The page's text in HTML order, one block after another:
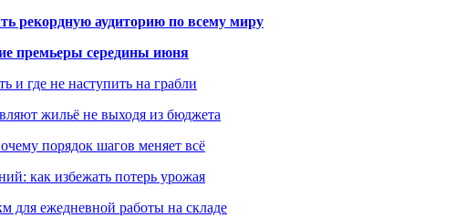
рекордную аудиторию по всему миру
премьеры середины июня
и где не наступить на грабли
жильё не выходя из бюджета
порядок шагов меняет всё
как избежать потерь урожая
для ежедневной работы на складе